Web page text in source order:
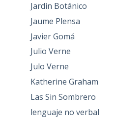
Jardin Botánico
Jaume Plensa
Javier Gomá
Julio Verne
Julo Verne
Katherine Graham
Las Sin Sombrero
lenguaje no verbal